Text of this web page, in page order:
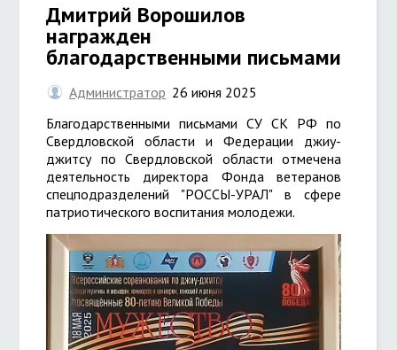
Дмитрий Ворошилов
награжден
благодарственными письмами
Администратор 26 июня 2025
Благодарственными письмами СУ СК РФ по
Свердловской области и Федерации джиу-
джитсу по Свердловской области отмечена
деятельность директора Фонда ветеранов
спецподразделений "РОССЫ-УРАЛ" в сфере
патриотического воспитания молодежи.